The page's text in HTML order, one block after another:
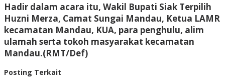
Hadir dalam acara itu, Wakil Bupati Siak Terpilih
Huzni Merza, Camat Sungai Mandau, Ketua LAMR
kecamatan Mandau, KUA, para penghulu, alim
ulamah serta tokoh masyarakat kecamatan
Mandau.(RMT/Def)
Posting Terkait